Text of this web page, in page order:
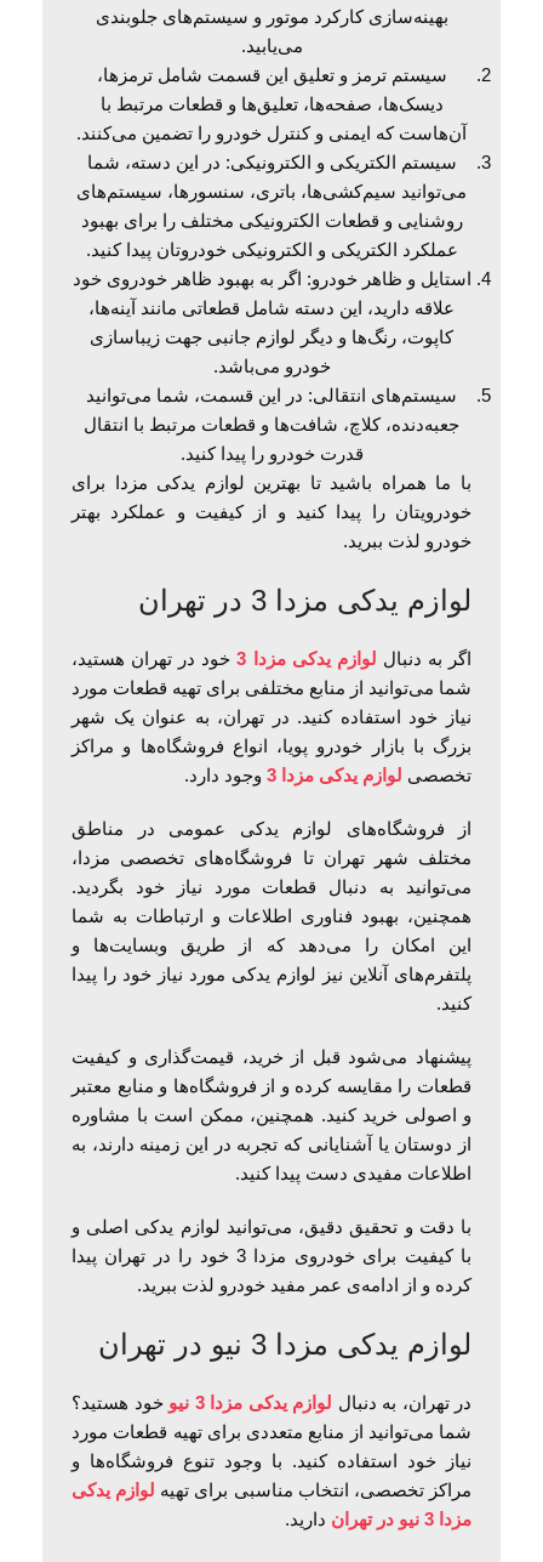
بهینه‌سازی کارکرد موتور و سیستم‌های جلوبندی
می‌یابید.
سیستم ترمز و تعلیق این قسمت شامل ترمزها،
دیسک‌ها، صفحه‌ها، تعلیق‌ها و قطعات مرتبط با
آن‌هاست که ایمنی و کنترل خودرو را تضمین می‌کنند.
سیستم الکتریکی و الکترونیکی: در این دسته، شما
می‌توانید سیم‌کشی‌ها، باتری، سنسورها، سیستم‌های
روشنایی و قطعات الکترونیکی مختلف را برای بهبود
عملکرد الکتریکی و الکترونیکی خودروتان پیدا کنید.
استایل و ظاهر خودرو: اگر به بهبود ظاهر خودروی خود
علاقه دارید، این دسته شامل قطعاتی مانند آینه‌ها،
کاپوت، رنگ‌ها و دیگر لوازم جانبی جهت زیباسازی
خودرو می‌باشد.
سیستم‌های انتقالی: در این قسمت، شما می‌توانید
جعبه‌دنده، کلاچ، شافت‌ها و قطعات مرتبط با انتقال
قدرت خودرو را پیدا کنید.
با ما همراه باشید تا بهترین لوازم یدکی مزدا برای
خودرویتان را پیدا کنید و از کیفیت و عملکرد بهتر
خودرو لذت ببرید.
لوازم یدکی مزدا 3 در تهران
اگر به دنبال لوازم یدکی مزدا 3
خود در تهران هستید،
شما می‌توانید از منابع مختلفی برای تهیه قطعات مورد
نیاز خود استفاده کنید. در تهران، به عنوان یک شهر
بزرگ با بازار خودرو پویا، انواع فروشگاه‌ها و مراکز
تخصصی لوازم یدکی مزدا 3 وجود دارد.
از فروشگاه‌های لوازم یدکی عمومی در مناطق
مختلف شهر تهران تا فروشگاه‌های تخصصی مزدا،
می‌توانید به دنبال قطعات مورد نیاز خود بگردید.
همچنین، بهبود فناوری اطلاعات و ارتباطات به شما
این امکان را می‌دهد که از طریق وبسایت‌ها و
پلتفرم‌های آنلاین نیز لوازم یدکی مورد نیاز خود را پیدا
کنید.
پیشنهاد می‌شود قبل از خرید، قیمت‌گذاری و کیفیت
قطعات را مقایسه کرده و از فروشگاه‌ها و منابع معتبر
و اصولی خرید کنید. همچنین، ممکن است با مشاوره
از دوستان یا آشنایانی که تجربه در این زمینه دارند، به
اطلاعات مفیدی دست پیدا کنید.
با دقت و تحقیق دقیق، می‌توانید لوازم یدکی اصلی و
با کیفیت برای خودروی مزدا 3 خود را در تهران پیدا
کرده و از ادامه‌ی عمر مفید خودرو لذت ببرید.
لوازم یدکی مزدا 3 نیو در تهران
در تهران، به دنبال لوازم یدکی مزدا 3 نیو
خود هستید؟
شما می‌توانید از منابع متعددی برای تهیه قطعات مورد
نیاز خود استفاده کنید. با وجود تنوع فروشگاه‌ها و
مراکز تخصصی، انتخاب مناسبی برای تهیه لوازم یدکی
مزدا 3 نیو در تهران
دارید.